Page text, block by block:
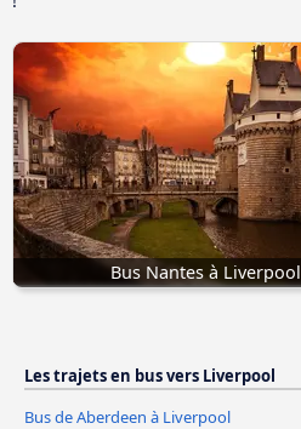
Bus Nantes à Liverpool
Les trajets en bus vers Liverpool
Bus de Aberdeen à Liverpool